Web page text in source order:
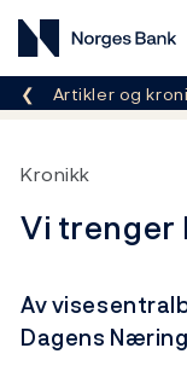
Norges Bank
Her er du nå:
Artikler og
Kronikk
Vi trenger
Av
Dagens